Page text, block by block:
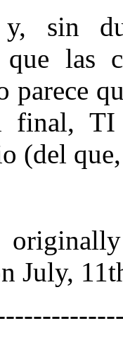
sin
que las
final,
(del
July,